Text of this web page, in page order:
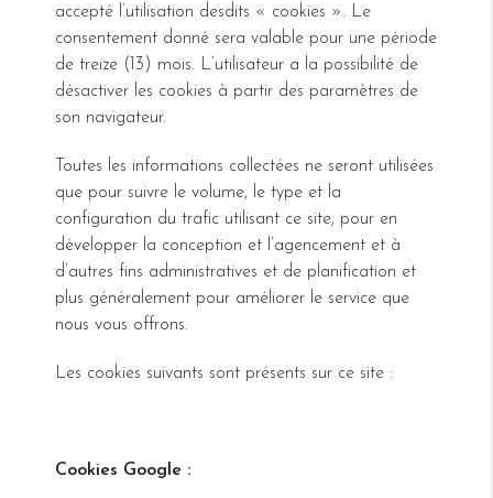
accepté l’utilisation desdits « cookies ». Le
consentement donné sera valable pour une période
de treize (13) mois. L’utilisateur a la possibilité de
désactiver les cookies à partir des paramètres de
son navigateur.
Toutes les informations collectées ne seront utilisées
que pour suivre le volume, le type et la
configuration du trafic utilisant ce site, pour en
développer la conception et l’agencement et à
d’autres fins administratives et de planification et
plus généralement pour améliorer le service que
nous vous offrons.
Les cookies suivants sont présents sur ce site :
Cookies Google :